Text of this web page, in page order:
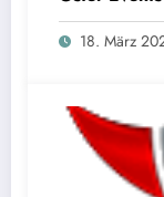
18. März